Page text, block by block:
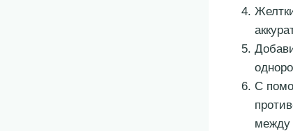
С
между